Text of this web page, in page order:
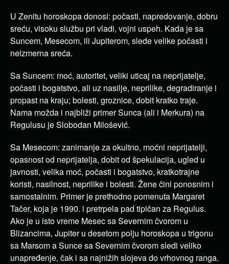
U Zenitu horoskopa donosi: počasti, napredovanje, dobru
sreću, visoku službu pri vladi, vojni uspeh. Kada je sa
Suncem, Mesecom, ili Jupiterom, slede velike počasti i
neizmerna sreća.
Sa Suncem: moć, autoritet, veliki uticaj na neprijatelje,
počasti i bogatstvo, ali uz nasilje, neprilike, degradiranje i
propast na kraju; bolesti, groznice, dobit kratko traje.
Nama možda i najbliži primer Sunca (ali i Merkura) na
Regulusu je Slobodan Milošević.
Sa Mesecom: zanimanje za okultno, moćni neprijatelji,
opasnost od neprijatelja, dobit od špekulacija, ugled u
javnosti, velika moć, počasti i bogatstvo, kratkotrajne
koristi, nasilnost, neprilike i bolesti. Žene čini ponosnim i
samostalnim. Primer je prethodno pomenuta Margaret
Tačer, koja je 1990. i pretrpela pad tipičan za Regulus.
Ako je u isto vreme Mesec sa Severnim čvorom u
Blizancima, Jupiter u desetom polju horoskopa u trigonu
sa Marsom a Sunce sa Severnim čvorom sledi veliko
unapređenje, čak i sa najnižih slojeva do vrhovnog ranga.